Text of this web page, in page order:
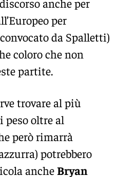
anche per
per
da Spalletti)
coloro che non
partite.
trovare al più
peso oltre al
però rimarrà
potrebbero
ancheBryan